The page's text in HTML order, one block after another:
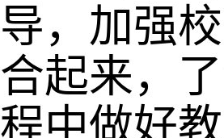
导，加强
合起来，
程中做好